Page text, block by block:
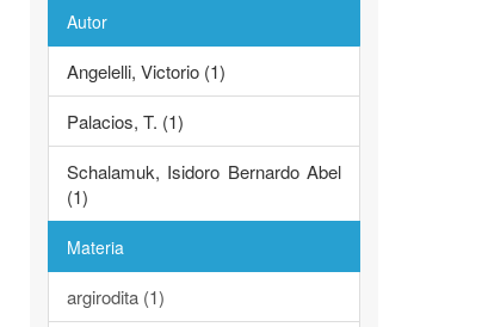
Autor
Angelelli, Victorio (1)
Palacios, T. (1)
Schalamuk, Isidoro Bernardo Abel
(1)
Materia
argirodita (1)